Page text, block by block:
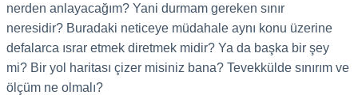
nerden anlayacağım? Yani durmam gereken sınır
neresidir? Buradaki neticeye müdahale aynı konu üzerine
defalarca ısrar etmek diretmek midir? Ya da başka bir şey
mi? Bir yol haritası çizer misiniz bana? Tevekkülde sınırım ve
ölçüm ne olmalı?